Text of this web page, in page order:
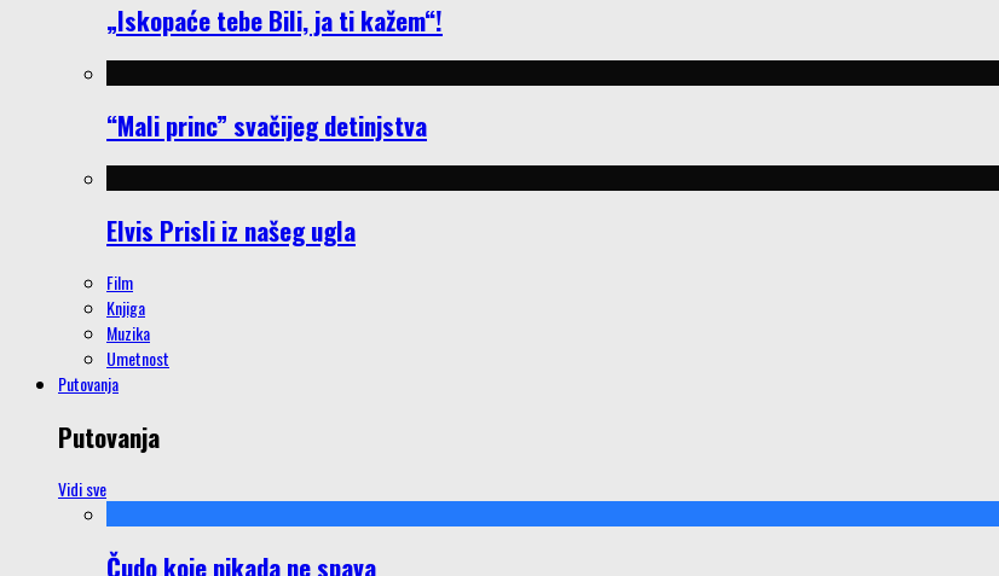
„Iskopaće tebe Bili, ja ti kažem“!
“Mali princ” svačijeg detinjstva
Elvis Prisli iz našeg ugla
Film
Knjiga
Muzika
Umetnost
Putovanja
Putovanja
Vidi sve
Čudo koje nikada ne spava